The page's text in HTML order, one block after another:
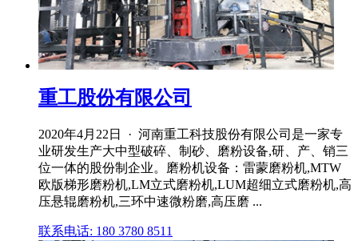
重工股份有限公司
2020年4月22日 · 河南重工科技股份有限公司是一家专
业研发生产大中型破碎、制砂、磨粉设备,研、产、销三
位一体的股份制企业。磨粉机设备：雷蒙磨粉机,MTW
欧版梯形磨粉机,LM立式磨粉机,LUM超细立式磨粉机,高
压悬辊磨粉机,三环中速微粉磨,高压磨 ...
联系电话: 180 3780 8511